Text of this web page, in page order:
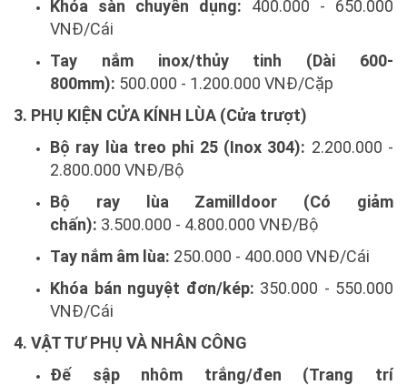
Khóa sàn chuyên dụng: 400.000 - 650.000
VNĐ/Cái
Tay nắm inox/thủy tinh (Dài 600-
800mm): 500.000 - 1.200.000 VNĐ/Cặp
3. PHỤ KIỆN CỬA KÍNH LÙA (Cửa trượt)
Bộ ray lùa treo phi 25 (Inox 304): 2.200.000 -
2.800.000 VNĐ/Bộ
Bộ ray lùa Zamilldoor (Có giảm
chấn): 3.500.000 - 4.800.000 VNĐ/Bộ
Tay nắm âm lùa: 250.000 - 400.000 VNĐ/Cái
Khóa bán nguyệt đơn/kép: 350.000 - 550.000
VNĐ/Cái
4. VẬT TƯ PHỤ VÀ NHÂN CÔNG
Đế sập nhôm trắng/đen (Trang trí